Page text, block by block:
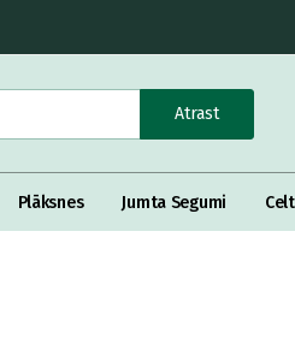
Atrast
Plāksnes Jumta Segumi